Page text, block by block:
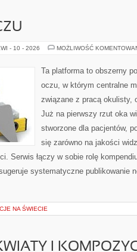
- 10 - 2026 MOŻLIWOŚĆ
Ta platforma to obszerny
oczu, w którym centralne
związane z pracą okulisty,
Już na pierwszy rzut oka
stworzone dla pacjentów,
się zarówno na jakości
Serwis łączy w sobie rolę
systematyczne publikowanie
NA ŚWIECIE
I